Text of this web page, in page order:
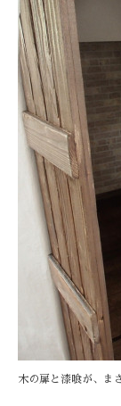
木の扉と漆喰が、ま